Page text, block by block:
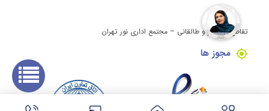
تقاطع ولیعصر و طالقانی – مجتمع اداری نور تهران
مجوز ها